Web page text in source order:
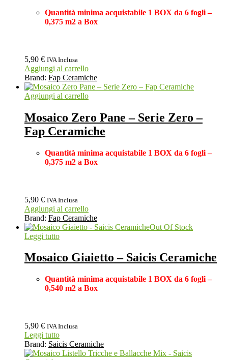
Quantità minima acquistabile 1 BOX da 6 fogli –
0,375 m2 a Box
5,90 € IVA Inclusa
Aggiungi al carrello
Brand: Fap Ceramiche
Aggiungi al carrello
Mosaico Zero Pane – Serie Zero –
Fap Ceramiche
Quantità minima acquistabile 1 BOX da 6 fogli –
0,375 m2 a Box
5,90 € IVA Inclusa
Aggiungi al carrello
Brand: Fap Ceramiche
Out Of Stock
Leggi tutto
Mosaico Giaietto – Saicis Ceramiche
Quantità minima acquistabile 1 BOX da 6 fogli –
0,540 m2 a Box
5,90 € IVA Inclusa
Leggi tutto
Brand: Saicis Ceramiche